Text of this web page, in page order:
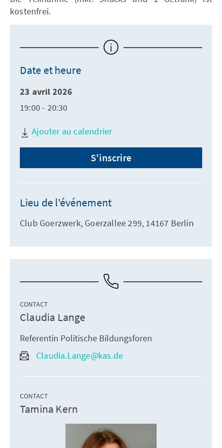
kostenfrei.
Date et heure
23 avril 2026
19:00 - 20:30
Ajouter au calendrier
S'inscrire
Lieu de l'événement
Club Goerzwerk, Goerzallee 299, 14167 Berlin
CONTACT
Claudia Lange
Referentin Politische Bildungsforen
Claudia.Lange@kas.de
CONTACT
Tamina Kern